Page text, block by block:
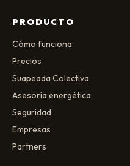
PRODUCTO
Cómo funciona
Precios
Suapeada Colectiva
Asesoría energética
Seguridad
Empresas
Partners